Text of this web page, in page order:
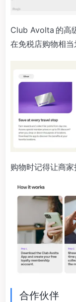
Club Avolta 的高
在免税店购物相当
购物时记得让商家
合作伙伴